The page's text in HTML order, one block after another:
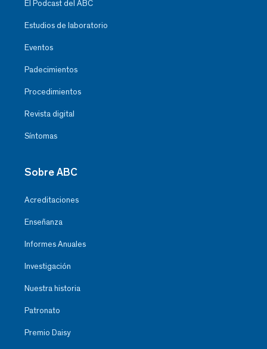
El Podcast del ABC
Estudios de laboratorio
Eventos
Padecimientos
Procedimientos
Revista digital
Síntomas
Sobre ABC
Acreditaciones
Enseñanza
Informes Anuales
Investigación
Nuestra historia
Patronato
Premio Daisy